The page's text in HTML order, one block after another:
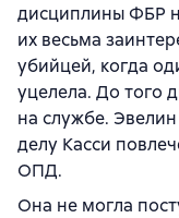
дисциплины ФБР
их весьма
убийцей, когда
уцелела. До того
на службе.
делу Касси
ОПД.
Она не могла